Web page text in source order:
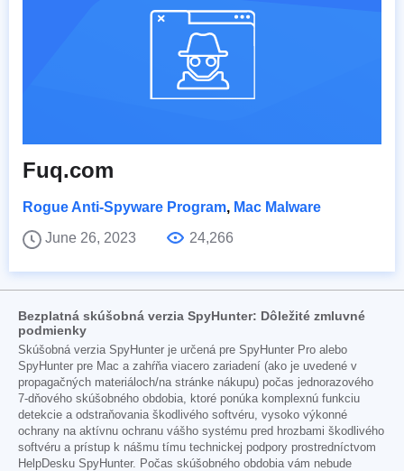
Fuq.com
Rogue Anti-Spyware Program, Mac Malware
June 26, 2023
24,266
Bezplatná skúšobná verzia SpyHunter: Dôležité zmluvné
podmienky
Skúšobná verzia SpyHunter je určená pre SpyHunter Pro alebo
SpyHunter pre Mac a zahŕňa viacero zariadení (ako je uvedené v
propagačných materiáloch/na stránke nákupu) počas jednorazového
7-dňového skúšobného obdobia, ktoré ponúka komplexnú funkciu
detekcie a odstraňovania škodlivého softvéru, vysoko výkonné
ochrany na aktívnu ochranu vášho systému pred hrozbami škodlivého
softvéru a prístup k nášmu tímu technickej podpory prostredníctvom
HelpDesku SpyHunter. Počas skúšobného obdobia vám nebude